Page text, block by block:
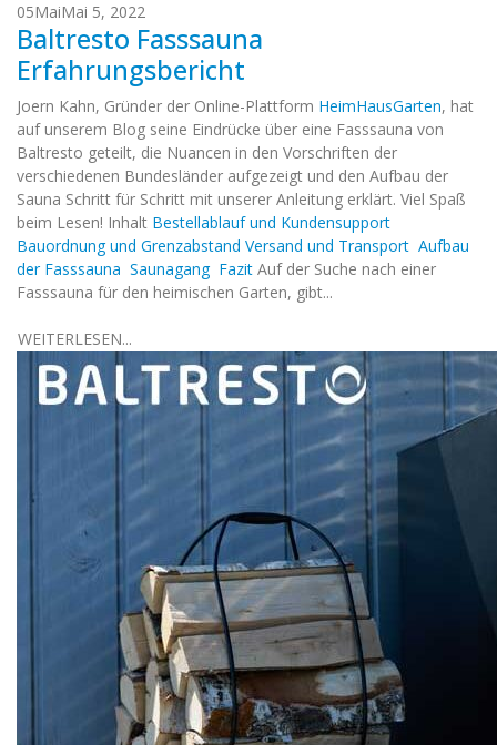
05MaiMai 5, 2022
Baltresto Fasssauna
Erfahrungsbericht
Joern Kahn, Gründer der Online-Plattform HeimHausGarten, hat
auf unserem Blog seine Eindrücke über eine Fasssauna von
Baltresto geteilt, die Nuancen in den Vorschriften der
verschiedenen Bundesländer aufgezeigt und den Aufbau der
Sauna Schritt für Schritt mit unserer Anleitung erklärt. Viel Spaß
beim Lesen! Inhalt Bestellablauf und Kundensupport
Bauordnung und Grenzabstand Versand und Transport Aufbau
der Fasssauna Saunagang Fazit Auf der Suche nach einer
Fasssauna für den heimischen Garten, gibt...
WEITERLESEN...